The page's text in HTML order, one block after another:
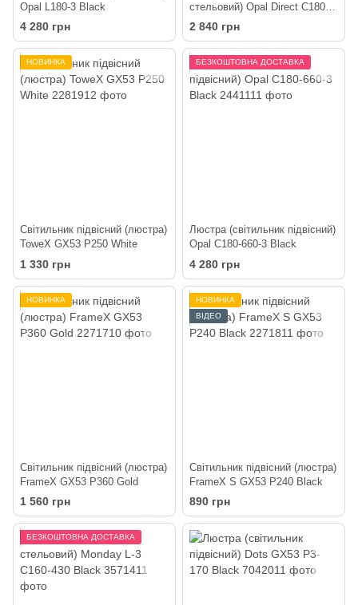
Opal L180-3 Black
4 280 грн
стельовий) Opal Direct C180-2
White
2 840 грн
НОВИНКА
Світильник підвісний (люстра)
ToweX GX53 P250 White
1 330 грн
БЕЗКОШТОВНА ДОСТАВКА
Люстра (світильник підвісний)
Opal C180-660-3 Black
4 280 грн
НОВИНКА
Світильник підвісний (люстра)
FrameX GX53 P360 Gold
1 560 грн
НОВИНКА
ВІДЕО
Світильник підвісний (люстра)
FrameX S GX53 P240 Black
890 грн
БЕЗКОШТОВНА ДОСТАВКА